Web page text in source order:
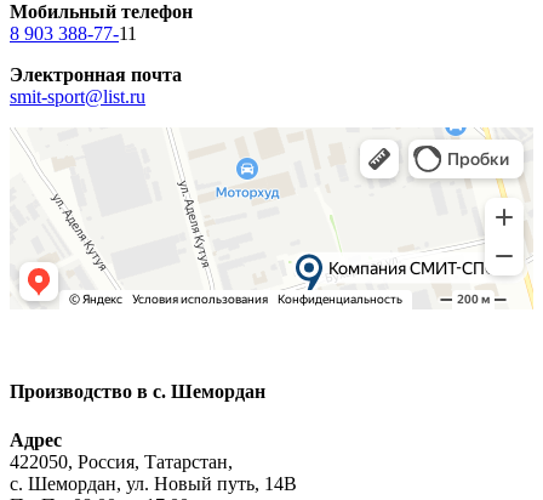
Мобильный телефон
8 903 388-77-11
Электронная почта
smit-sport@list.ru
Производство в с. Шемордан
Адрес
422050, Россия, Татарстан,
с. Шемордан, ул. Новый путь, 14В